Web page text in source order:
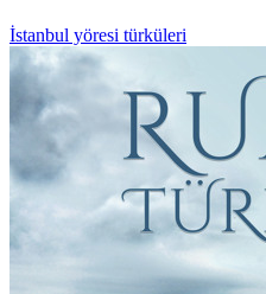
İstanbul yöresi türküleri